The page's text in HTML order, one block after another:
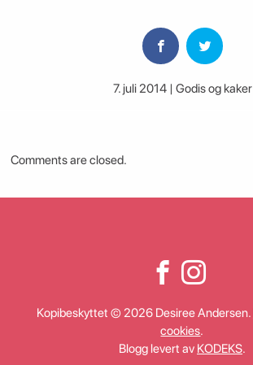
7. juli 2014 | Godis og kaker
Comments are closed.
Kopibeskyttet © 2026 Desiree Andersen.
cookies.
Blogg levert av KODEKS.